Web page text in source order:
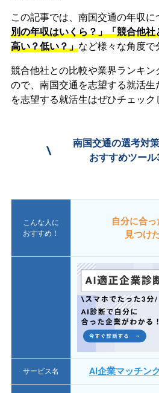
この記事では、南国交通の年収に
別の年収はいくら？」「競合他
高い？低い？」など様々な角度で
競合他社との比較や業界ランキン
ので、南国交通を志望する就活
を志望する就活生はぜひチェック
\
南国交通の選考対
おすすめツール
こんな人に
おすすめ！
自分に合
見つけ
サービス名 AI企業マッチン